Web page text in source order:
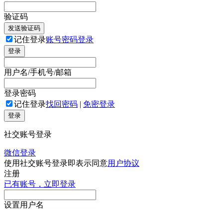
验证码
发送验证码
记住登录账号密码登录
登录
用户名/手机号/邮箱
登录密码
记住登录找回密码 | 免密登录
登录
社交账号登录
微信登录
使用社交账号登录即表示同意用户协议
注册
已有账号，立即登录
设置用户名